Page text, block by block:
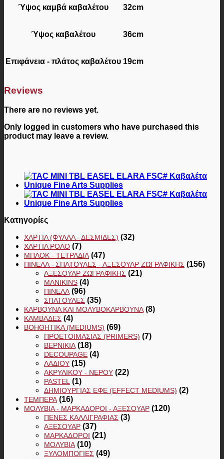
Ύψος καμβά καβαλέτου 32cm
Ύψος καβαλέτου 36cm
Επιφάνεια - πλάτος καβαλέτου 19cm
Reviews
There are no reviews yet.
Only logged in customers who have purchased this
product may leave a review.
Κατηγορίες
ΧΑΡΤΙΆ (ΦΎΛΛΑ - ΔΕΣΜΊΔΕΣ) (32)
ΧΑΡΤΙΆ ΡΟΛΌ (7)
ΜΠΛΟΚ - ΤΕΤΡΆΔΙΑ (47)
ΠΙΝΈΛΑ - ΣΠΆΤΟΥΛΕΣ - ΑΞΕΣΟΥΆΡ ΖΩΓΡΑΦΙΚΉΣ (156)
ΑΞΕΣΟΥΆΡ ΖΩΓΡΑΦΙΚΉΣ (21)
MANIKINS (4)
ΠΙΝΈΛΑ (96)
ΣΠΆΤΟΥΛΕΣ (35)
ΚΆΡΒΟΥΝΑ ΚΑΙ ΜΟΛΥΒΟΚΆΡΒΟΥΝΑ (8)
ΚΑΜΒΆΔΕΣ (4)
ΒΟΗΘΗΤΙΚΆ (MEDIUMS) (69)
ΠΡΟΕΤΟΙΜΑΣΊΑΣ (PRIMERS) (7)
ΒΕΡΝΊΚΙΑ (18)
DECOUPAGE (4)
ΛΑΔΙΟΎ (15)
ΑΚΡΥΛΙΚΟΎ - ΝΕΡΟΎ (22)
PASTEL (1)
ΔΗΜΙΟΥΡΓΊΑΣ ΕΦΈ (EFFECT MEDIUMS) (2)
ΤΈΜΠΕΡΑ (16)
ΜΟΛΎΒΙΑ - ΜΑΡΚΑΔΌΡΟΙ - ΑΞΕΣΟΥΆΡ (120)
ΠΈΝΕΣ ΚΑΛΛΙΓΡΑΦΊΑΣ (3)
ΑΞΕΣΟΥΆΡ (37)
ΜΑΡΚΑΔΌΡΟΙ (21)
ΜΟΛΎΒΙΑ (10)
ΞΥΛΟΜΠΟΓΙΈΣ (49)